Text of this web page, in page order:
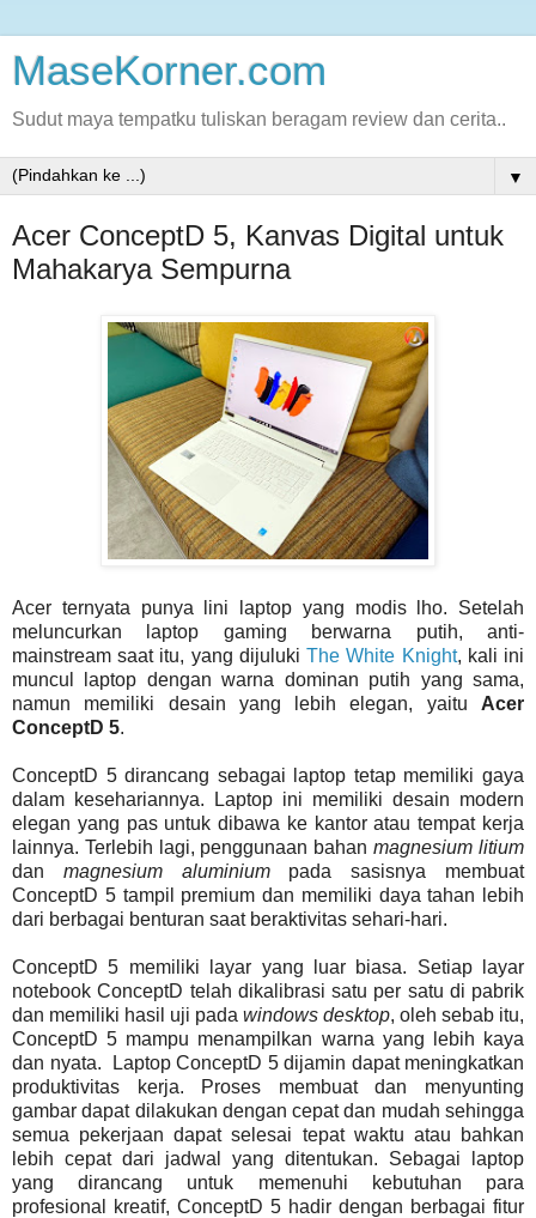
MaseKorner.com
Sudut maya tempatku tuliskan beragam review dan cerita..
▼
Acer ConceptD 5, Kanvas Digital untuk
Mahakarya Sempurna
Acer ternyata punya lini laptop yang modis lho. Setelah
meluncurkan laptop gaming berwarna putih, anti-
mainstream saat itu, yang dijulukiThe White Knight, kali ini
muncul laptop dengan warna dominan putih yang sama,
namun memiliki desain yang lebih elegan, yaitu Acer
ConceptD 5.
ConceptD 5 dirancang sebagai laptop tetap memiliki gaya
dalam kesehariannya. Laptop ini memiliki desain modern
elegan yang pas untuk dibawa ke kantor atau tempat kerja
lainnya. Terlebih lagi, penggunaan bahanmagnesium litium
dan magnesium aluminiumpada sasisnya membuat
ConceptD 5 tampil premium dan memiliki daya tahan lebih
dari berbagai benturan saat beraktivitas sehari-hari.
ConceptD 5 memiliki layar yang luar biasa. Setiap layar
notebook ConceptD telah dikalibrasi satu per satu di pabrik
dan memiliki hasil uji pada windows desktop, oleh sebab itu,
ConceptD 5 mampu menampilkan warna yang lebih kaya
dan nyata. Laptop ConceptD 5 dijamin dapat meningkatkan
produktivitas kerja. Proses membuat dan menyunting
gambar dapat dilakukan dengan cepat dan mudah sehingga
semua pekerjaan dapat selesai tepat waktu atau bahkan
lebih cepat dari jadwal yang ditentukan. Sebagai laptop
yang dirancang untuk memenuhi kebutuhan para
profesional kreatif, ConceptD 5 hadir dengan berbagai fitur